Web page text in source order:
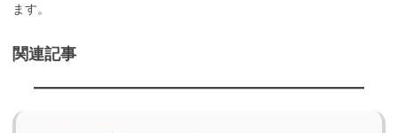
ます。
関連記事